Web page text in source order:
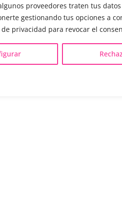
proveedores traten tus
gestionando tus opciones a
privacidad para revocar el